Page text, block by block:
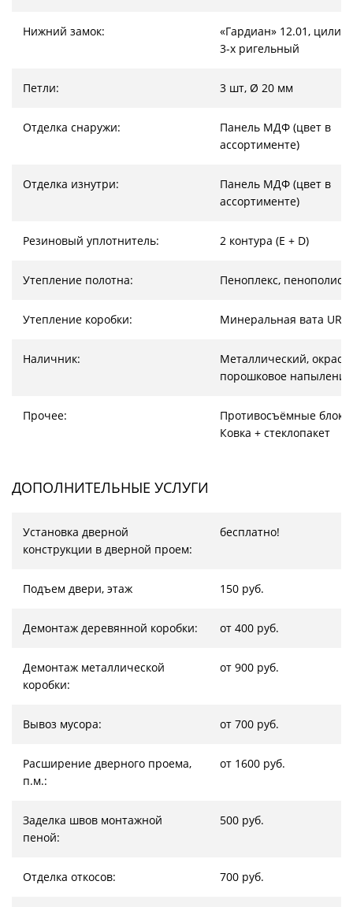
Нижний замок:
«Гардиан» 12.01,
3-х ригельный
Петли: 3 шт, Ø 20 мм
Отделка снаружи:
Панель МДФ (цвет в
ассортименте)
Отделка изнутри:
Панель МДФ (цвет в
ассортименте)
Резиновый уплотнитель: 2 контура (E + D)
Утепление полотна: Пеноплекс,
Утепление коробки: Минеральная вата
Наличник:
Металлический, окрас –
порошковое напыление
Прочее:
Противосъёмные
Ковка + стеклопакет
ДОПОЛНИТЕЛЬНЫЕ УСЛУГИ
Установка дверной
конструкции в дверной проем:
бесплатно!
Подъем двери, этаж 150 руб.
Демонтаж деревянной коробки: от 400 руб.
Демонтаж металлической
коробки:
от 900 руб.
Вывоз мусора: от 700 руб.
Расширение дверного проема,
п.м.:
от 1600 руб.
Заделка швов монтажной
пеной:
500 руб.
Отделка откосов: 700 руб.